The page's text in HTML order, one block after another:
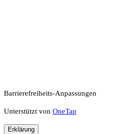
Barrierefreiheits-Anpassungen
Unterstützt von OneTap
Erklärung